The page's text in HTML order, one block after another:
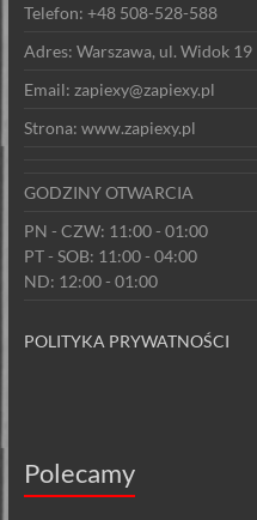
Telefon: +48 508-528-588
Adres: Warszawa, ul. Widok 19
Email: zapiexy@zapiexy.pl
Strona: www.zapiexy.pl
GODZINY OTWARCIA
PN - CZW: 11:00 - 01:00
PT - SOB: 11:00 - 04:00
ND: 12:00 - 01:00
POLITYKA PRYWATNOŚCI
Polecamy